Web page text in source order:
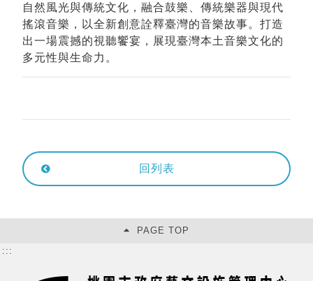
自然風光與傳統文化，融合鼓樂、傳統樂器與現代
搖滾音樂，以全新創意詮釋臺灣的音樂故事。打造
出一場震撼的視聽饗宴，展現臺灣本土音樂文化的
多元性與生命力。
回列表
PAGE TOP
:::